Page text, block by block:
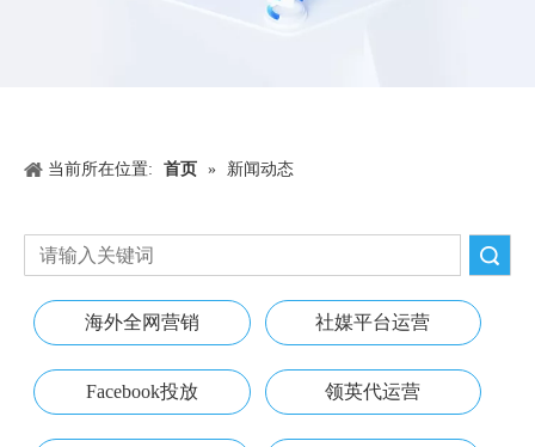
当前所在位置: 首页 » 新闻动态
海外全网营销 社媒平台运营
Facebook投放 领英代运营